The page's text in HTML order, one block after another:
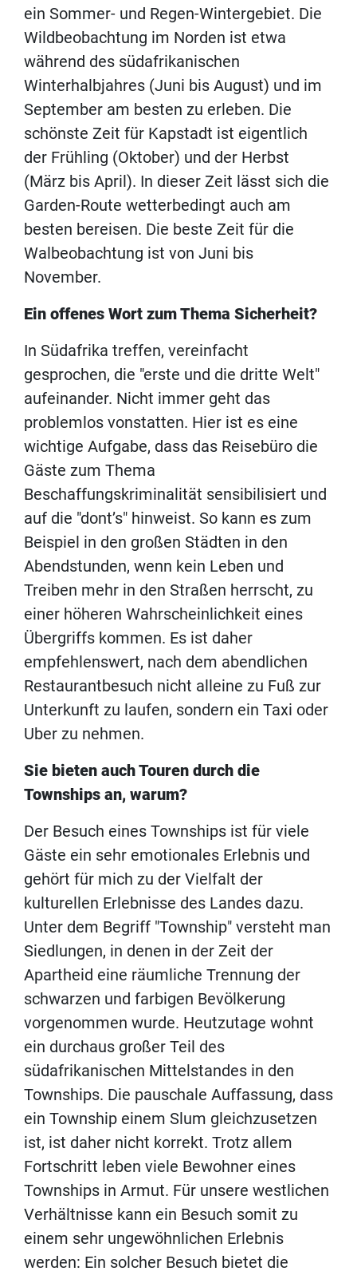
ein Sommer- und Regen-Wintergebiet. Die
Wildbeobachtung im Norden ist etwa
während des südafrikanischen
Winterhalbjahres (Juni bis August) und im
September am besten zu erleben. Die
schönste Zeit für Kapstadt ist eigentlich
der Frühling (Oktober) und der Herbst
(März bis April). In dieser Zeit lässt sich die
Garden-Route wetterbedingt auch am
besten bereisen. Die beste Zeit für die
Walbeobachtung ist von Juni bis
November.
Ein offenes Wort zum Thema Sicherheit?
In Südafrika treffen, vereinfacht
gesprochen, die "erste und die dritte Welt"
aufeinander. Nicht immer geht das
problemlos vonstatten. Hier ist es eine
wichtige Aufgabe, dass das Reisebüro die
Gäste zum Thema
Beschaffungskriminalität sensibilisiert und
auf die "dont’s" hinweist. So kann es zum
Beispiel in den großen Städten in den
Abendstunden, wenn kein Leben und
Treiben mehr in den Straßen herrscht, zu
einer höheren Wahrscheinlichkeit eines
Übergriffs kommen. Es ist daher
empfehlenswert, nach dem abendlichen
Restaurantbesuch nicht alleine zu Fuß zur
Unterkunft zu laufen, sondern ein Taxi oder
Uber zu nehmen.
Sie bieten auch Touren durch die
Townships an, warum?
Der Besuch eines Townships ist für viele
Gäste ein sehr emotionales Erlebnis und
gehört für mich zu der Vielfalt der
kulturellen Erlebnisse des Landes dazu.
Unter dem Begriff "Township" versteht man
Siedlungen, in denen in der Zeit der
Apartheid eine räumliche Trennung der
schwarzen und farbigen Bevölkerung
vorgenommen wurde. Heutzutage wohnt
ein durchaus großer Teil des
südafrikanischen Mittelstandes in den
Townships. Die pauschale Auffassung, dass
ein Township einem Slum gleichzusetzen
ist, ist daher nicht korrekt. Trotz allem
Fortschritt leben viele Bewohner eines
Townships in Armut. Für unsere westlichen
Verhältnisse kann ein Besuch somit zu
einem sehr ungewöhnlichen Erlebnis
werden: Ein solcher Besuch bietet die